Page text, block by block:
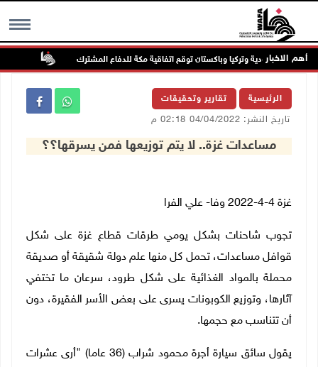
MENU أهم الاخبار
السعودية وتركيا وباكستان توقع اتفاقية مكة للدفاع المشترك
الرئيسية تقارير وتحقيقات
تاريخ النشر: 04/04/2022 02:18 م
مساعدات غزة.. لا يتم توزيعها فمن يسرقها؟؟
غزة 4-4-2022 وفا- علي الفرا
تجوب شاحنات بشكل يومي طرقات قطاع غزة على شكل
قوافل مساعدات، تحمل كل منها علم دولة شقيقة أو صديقة
محملة بالمواد الغذائية على شكل طرود، سرعان ما تختفي
آثارها، وتوزيع الكوبونات يسرى على بعض الأسر الفقيرة، دون
أن تتناسب مع حجمها.
يقول سائق سيارة أجرة محمود شراب (36 عاما) "أرى عشرات